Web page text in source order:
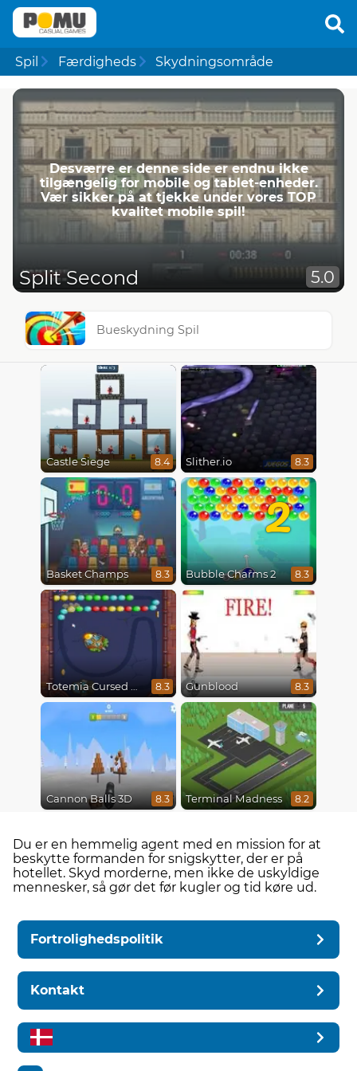
Spil Færdigheds Skydningsområde
Desværre er denne side er endnu ikke
tilgængelig for mobile og tablet-enheder.
Vær sikker på at tjekke under vores TOP
kvalitet mobile spil!
Split Second 5.0
Bueskydning Spil
Castle Siege 8.4 Slither.io 8.3
Basket Champs 8.3
2
Bubble Charms 2 8.3
Totemia Cursed Marbles 8.3 Gunblood 8.3
Cannon Balls 3D 8.3 Terminal Madness 8.2
Du er en hemmelig agent med en mission for at
beskytte formanden for snigskytter, der er på
hotellet. Skyd morderne, men ikke de uskyldige
mennesker, så gør det før kugler og tid køre ud.
Fortrolighedspolitik
Kontakt